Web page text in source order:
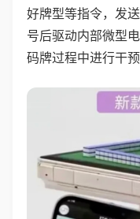
好牌型等指令，发
号后驱动内部微型
码牌过程中进行干